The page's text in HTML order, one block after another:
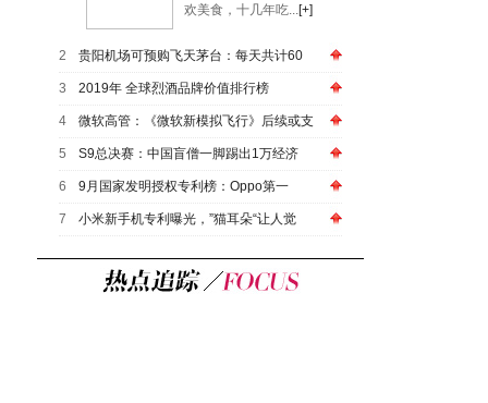
欢美食，十几年吃...[+]
2 贵阳机场可预购飞天茅台：每天共计60
3 2019年 全球烈酒品牌价值排行榜
4 微软高管：《微软新模拟飞行》后续或支
5 S9总决赛：中国盲僧一脚踢出1万经济
6 9月国家发明授权专利榜：Oppo第一
7 小米新手机专利曝光，”猫耳朵“让人觉